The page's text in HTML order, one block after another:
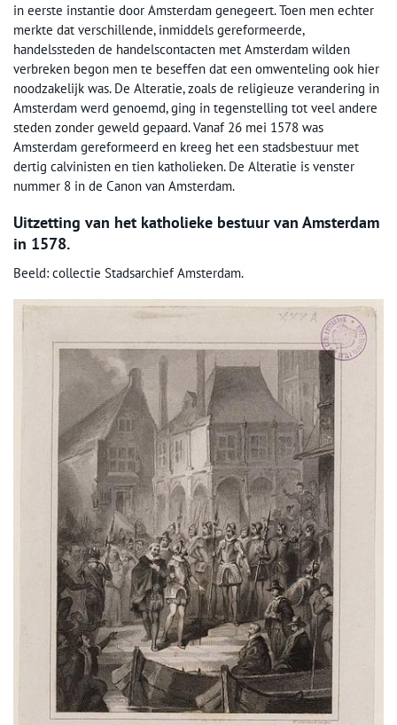
in eerste instantie door Amsterdam genegeert. Toen men echter
merkte dat verschillende, inmiddels gereformeerde,
handelssteden de handelscontacten met Amsterdam wilden
verbreken begon men te beseffen dat een omwenteling ook hier
noodzakelijk was. De Alteratie, zoals de religieuze verandering in
Amsterdam werd genoemd, ging in tegenstelling tot veel andere
steden zonder geweld gepaard. Vanaf 26 mei 1578 was
Amsterdam gereformeerd en kreeg het een stadsbestuur met
dertig calvinisten en tien katholieken. De Alteratie is venster
nummer 8 in de Canon van Amsterdam.
Uitzetting van het katholieke bestuur van Amsterdam
in 1578.
Beeld: collectie Stadsarchief Amsterdam.